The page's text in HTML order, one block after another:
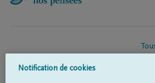
Entrepreneur de
Notification de cookies